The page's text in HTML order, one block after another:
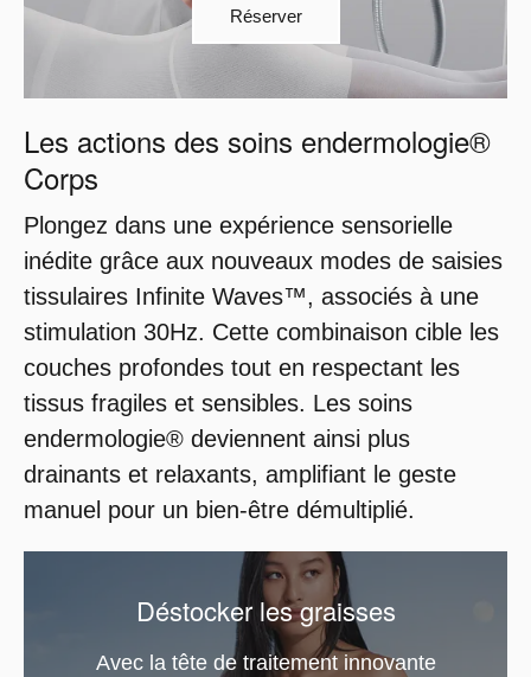
Réserver
Les actions des soins endermologie®
Corps
Plongez dans une expérience sensorielle
inédite grâce aux nouveaux modes de saisies
tissulaires Infinite Waves™, associés à une
stimulation 30Hz. Cette combinaison cible les
couches profondes tout en respectant les
tissus fragiles et sensibles. Les soins
endermologie® deviennent ainsi plus
drainants et relaxants, amplifiant le geste
manuel pour un bien-être démultiplié.
Déstocker les graisses
Avec la tête de traitement innovante